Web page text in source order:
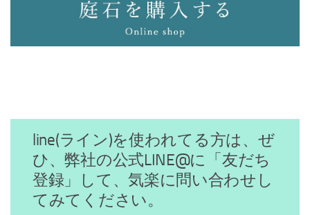
line(ライン)を使われてる方は、ぜ
ひ、弊社の公式LINE@に「友だち
登録」して、気楽に問い合わせし
てみてください。